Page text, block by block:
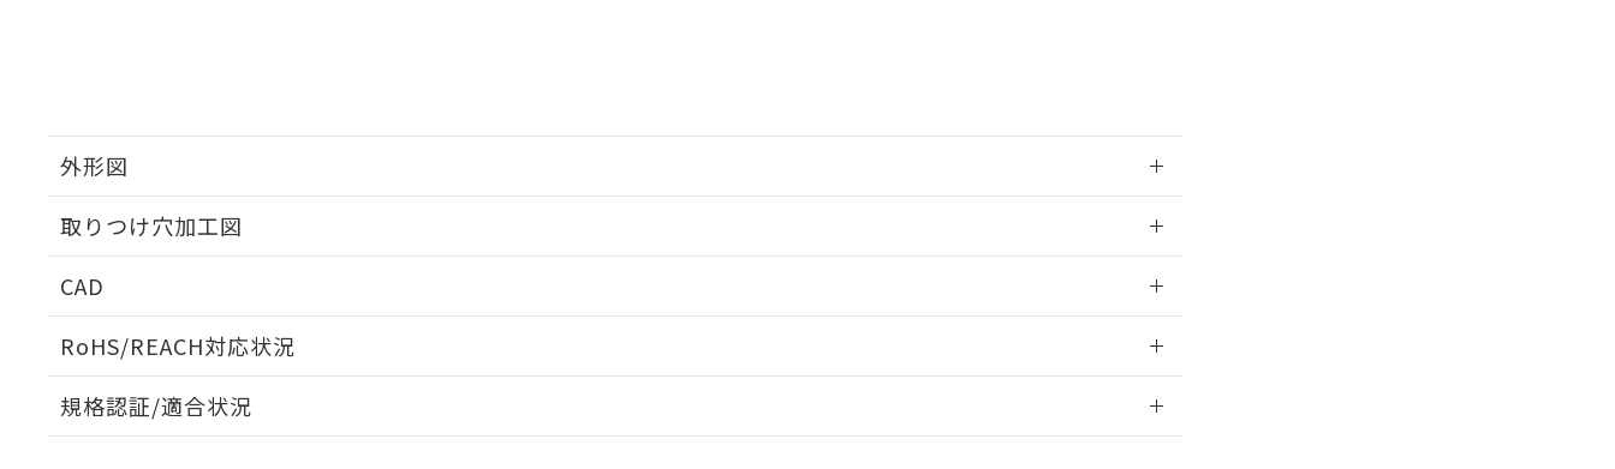
外形図
取りつけ穴加工図
CAD
RoHS/REACH対応状況
EU RoHS 注意事項・凡例
規格認証/適合状況